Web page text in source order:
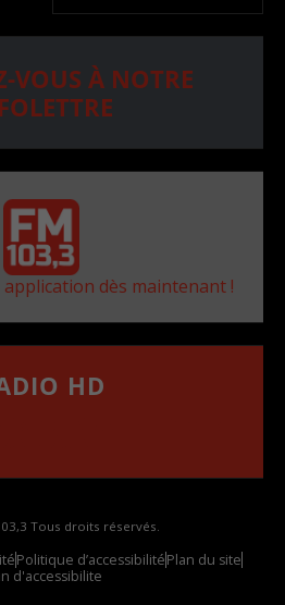
VOUS À NOTRE
dès maintenant !
HD
Tous droits réservés.
Politique d’accessibilitéPlan du site
d'accessibilite